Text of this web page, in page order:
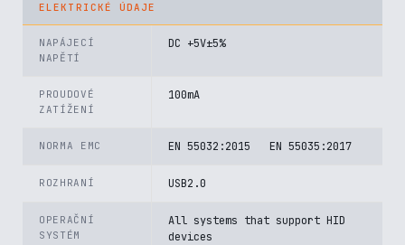
ELEKTRICKÉ ÚDAJE
NAPÁJECÍ
NAPĚTÍ
DC +5V±5%
PROUDOVÉ
ZATÍŽENÍ
100mA
NORMA EMC EN 55032:2015 EN 55035:2017
ROZHRANÍ USB2.0
OPERAČNÍ
SYSTÉM
All systems that support HID
devices